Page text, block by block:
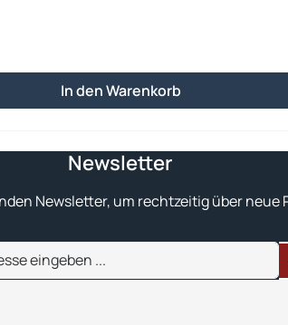
In den Warenkorb
Newsletter
Newsletter, um rechtzeitig über